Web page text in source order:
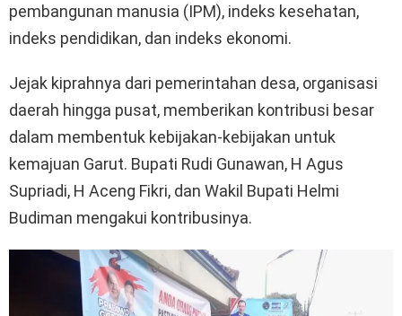
pembangunan manusia (IPM), indeks kesehatan,
indeks pendidikan, dan indeks ekonomi.
Jejak kiprahnya dari pemerintahan desa, organisasi
daerah hingga pusat, memberikan kontribusi besar
dalam membentuk kebijakan-kebijakan untuk
kemajuan Garut. Bupati Rudi Gunawan, H Agus
Supriadi, H Aceng Fikri, dan Wakil Bupati Helmi
Budiman mengakui kontribusinya.